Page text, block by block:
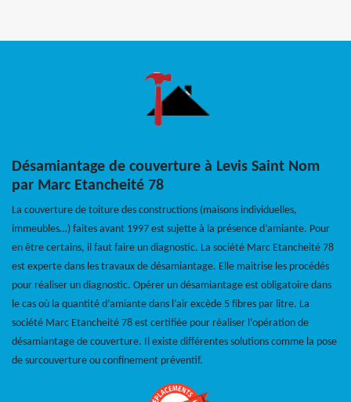
Désamiantage de couverture à Levis Saint Nom
par Marc Etancheité 78
La couverture de toiture des constructions (maisons individuelles,
immeubles…) faites avant 1997 est sujette à la présence d’amiante. Pour
en être certains, il faut faire un diagnostic. La société Marc Etancheité 78
est experte dans les travaux de désamiantage. Elle maitrise les procédés
pour réaliser un diagnostic. Opérer un désamiantage est obligatoire dans
le cas où la quantité d’amiante dans l’air excède 5 fibres par litre. La
société Marc Etancheité 78 est certifiée pour réaliser l’opération de
désamiantage de couverture. Il existe différentes solutions comme la pose
de surcouverture ou confinement préventif.